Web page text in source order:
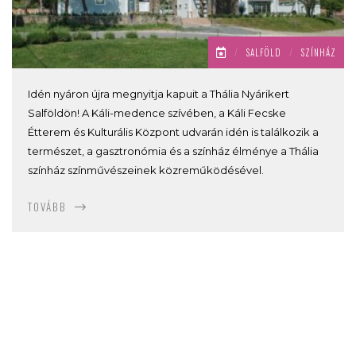
/ SALFÖLD / SZÍNHÁZ
Idén nyáron újra megnyitja kapuit a Thália Nyárikert
Salföldön! A Káli-medence szívében, a Káli Fecske
Étterem és Kulturális Központ udvarán idén is találkozik a
természet, a gasztronómia és a színház élménye a Thália
színház színművészeinek közreműködésével.
TOVÁBB